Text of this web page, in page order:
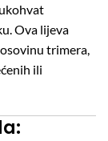
Ova lijeva
trimera,
ili